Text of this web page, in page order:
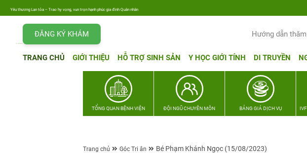
Yêu thương Lan tỏa – Trao hy vọng, vun trọn hạnh phúc gia đình Quân nhân
ĐĂNG KÝ KHÁM Hướng dẫn
TRANG CHỦ GIỚI THIỆU HỖ TRỢ SINH SẢN Y HỌC GIỚI TÍNH DI TRUYỀN
TỔNG QUAN BỆNH VIỆN ĐỘI NGŨ CHUYÊN MÔN BẢNG GIÁ DỊCH VỤ
Trang chủ Góc Tri ân Bé Phạm Khánh Ngọc (15/08/2023)